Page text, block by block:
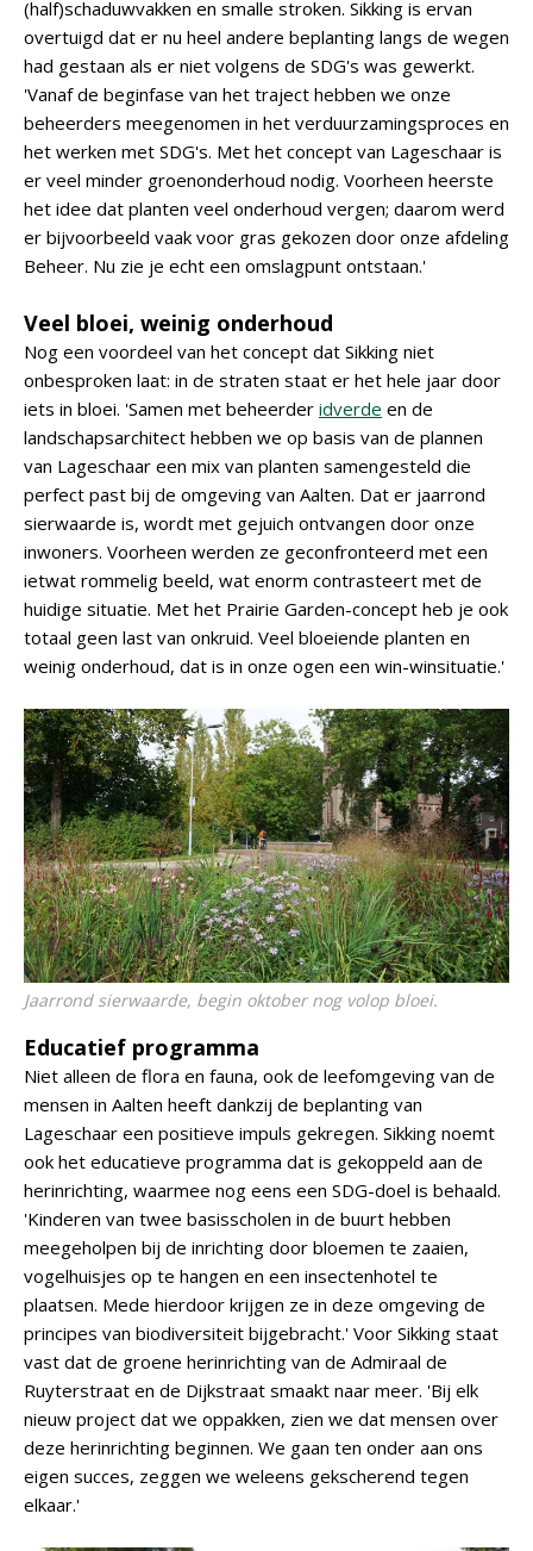
(half)schaduwvakken en smalle stroken. Sikking is ervan
overtuigd dat er nu heel andere beplanting langs de wegen
had gestaan als er niet volgens de SDG's was gewerkt.
'Vanaf de beginfase van het traject hebben we onze
beheerders meegenomen in het verduurzamingsproces en
het werken met SDG's. Met het concept van Lageschaar is
er veel minder groenonderhoud nodig. Voorheen heerste
het idee dat planten veel onderhoud vergen; daarom werd
er bijvoorbeeld vaak voor gras gekozen door onze afdeling
Beheer. Nu zie je echt een omslagpunt ontstaan.'
Veel bloei, weinig onderhoud
Nog een voordeel van het concept dat Sikking niet
onbesproken laat: in de straten staat er het hele jaar door
iets in bloei. 'Samen met beheerder idverde en de
landschapsarchitect hebben we op basis van de plannen
van Lageschaar een mix van planten samengesteld die
perfect past bij de omgeving van Aalten. Dat er jaarrond
sierwaarde is, wordt met gejuich ontvangen door onze
inwoners. Voorheen werden ze geconfronteerd met een
ietwat rommelig beeld, wat enorm contrasteert met de
huidige situatie. Met het Prairie Garden-concept heb je ook
totaal geen last van onkruid. Veel bloeiende planten en
weinig onderhoud, dat is in onze ogen een win-winsituatie.'
Jaarrond sierwaarde, begin oktober nog volop bloei.
Educatief programma
Niet alleen de flora en fauna, ook de leefomgeving van de
mensen in Aalten heeft dankzij de beplanting van
Lageschaar een positieve impuls gekregen. Sikking noemt
ook het educatieve programma dat is gekoppeld aan de
herinrichting, waarmee nog eens een SDG-doel is behaald.
'Kinderen van twee basisscholen in de buurt hebben
meegeholpen bij de inrichting door bloemen te zaaien,
vogelhuisjes op te hangen en een insectenhotel te
plaatsen. Mede hierdoor krijgen ze in deze omgeving de
principes van biodiversiteit bijgebracht.' Voor Sikking staat
vast dat de groene herinrichting van de Admiraal de
Ruyterstraat en de Dijkstraat smaakt naar meer. 'Bij elk
nieuw project dat we oppakken, zien we dat mensen over
deze herinrichting beginnen. We gaan ten onder aan ons
eigen succes, zeggen we weleens gekscherend tegen
elkaar.'